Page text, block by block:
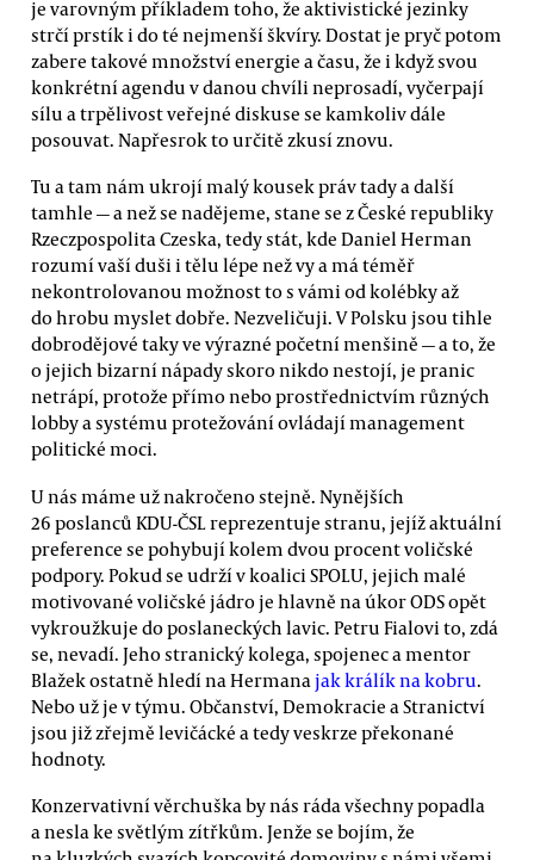
je varovným příkladem toho, že aktivistické jezinky
strčí prstík i do té nejmenší škvíry. Dostat je pryč potom
zabere takové množství energie a času, že i když svou
konkrétní agendu v danou chvíli neprosadí, vyčerpají
sílu a trpělivost veřejné diskuse se kamkoliv dále
posouvat. Napřesrok to určitě zkusí znovu.
Tu a tam nám ukrojí malý kousek práv tady a další
tamhle — a než se nadějeme, stane se z České republiky
Rzeczpospolita Czeska, tedy stát, kde Daniel Herman
rozumí vaší duši i tělu lépe než vy a má téměř
nekontrolovanou možnost to s vámi od kolébky až
do hrobu myslet dobře. Nezveličuji. V Polsku jsou tihle
dobrodějové taky ve výrazné početní menšině — a to, že
o jejich bizarní nápady skoro nikdo nestojí, je pranic
netrápí, protože přímo nebo prostřednictvím různých
lobby a systému protežování ovládají management
politické moci.
U nás máme už nakročeno stejně. Nynějších
26 poslanců KDU-ČSL reprezentuje stranu, jejíž aktuální
preference se pohybují kolem dvou procent voličské
podpory. Pokud se udrží v koalici SPOLU, jejich malé
motivované voličské jádro je hlavně na úkor ODS opět
vykroužkuje do poslaneckých lavic. Petru Fialovi to, zdá
se, nevadí. Jeho stranický kolega, spojenec a mentor
Blažek ostatně hledí na Hermana jak králík na kobru.
Nebo už je v týmu. Občanství, Demokracie a Stranictví
jsou již zřejmě levičácké a tedy veskrze překonané
hodnoty.
Konzervativní věrchuška by nás ráda všechny popadla
a nesla ke světlým zítřkům. Jenže se bojím, že